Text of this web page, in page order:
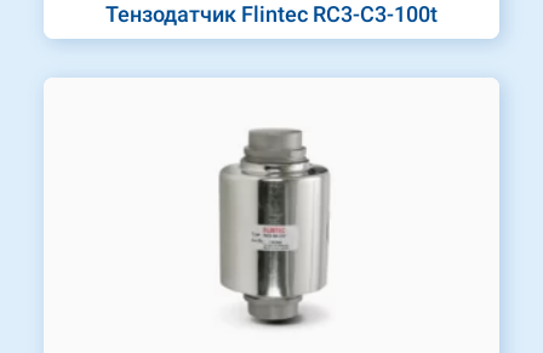
Тензодатчик Flintec RC3-C3-100t